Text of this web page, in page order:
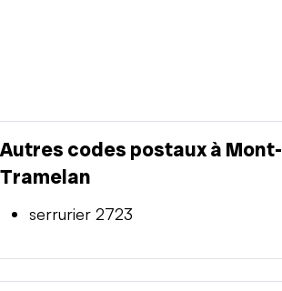
Autres codes postaux à Mont-
Tramelan
serrurier 2723